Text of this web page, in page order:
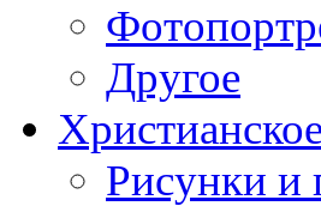
Другое
Рисунки и